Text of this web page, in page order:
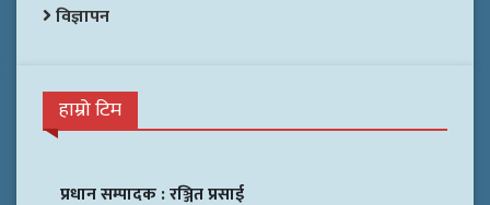
विज्ञापन
हाम्रो टिम
प्रधान सम्पादक :रञ्जित प्रसाई